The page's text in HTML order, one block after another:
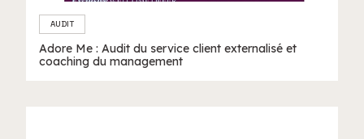
AUDIT
Adore Me : Audit du service client externalisé et
coaching du management